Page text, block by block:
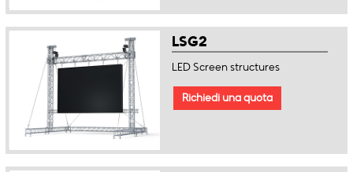
LSG2
LED Screen structures
Richiedi una quota